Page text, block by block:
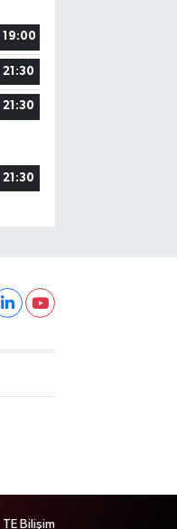
19:00
21:30
21:30
21:30
TE Bilişim